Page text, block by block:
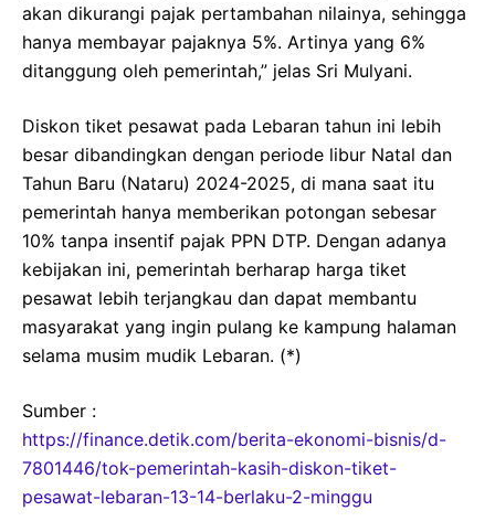
akan dikurangi pajak pertambahan nilainya, sehingga
hanya membayar pajaknya 5%. Artinya yang 6%
ditanggung oleh pemerintah,” jelas Sri Mulyani.
Diskon tiket pesawat pada Lebaran tahun ini lebih
besar dibandingkan dengan periode libur Natal dan
Tahun Baru (Nataru) 2024-2025, di mana saat itu
pemerintah hanya memberikan potongan sebesar
10% tanpa insentif pajak PPN DTP. Dengan adanya
kebijakan ini, pemerintah berharap harga tiket
pesawat lebih terjangkau dan dapat membantu
masyarakat yang ingin pulang ke kampung halaman
selama musim mudik Lebaran. (*)
Sumber :
https://finance.detik.com/berita-ekonomi-bisnis/d-
7801446/tok-pemerintah-kasih-diskon-tiket-
pesawat-lebaran-13-14-berlaku-2-minggu